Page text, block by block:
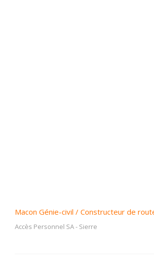
Macon Génie-civil / Constructeur de
Accès Personnel SA- Sierre